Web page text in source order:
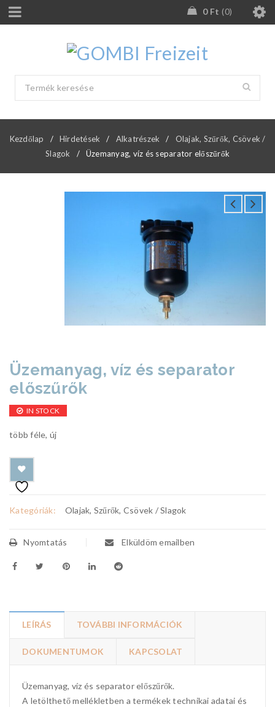
0 Ft 0
Kezdőlap / Hirdetések / Alkatrészek /
Olajak, Szűrők, Csövek /
Slagok
/ Üzemanyag, víz és separator előszűrők
Üzemanyag, víz és separator
előszűrők
IN STOCK
több féle, új
Kategóriák: Olajak, Szűrők, Csövek / Slagok
Nyomtatás Elküldöm emailben
LEÍRÁS TOVÁBBI INFORMÁCIÓK
DOKUMENTUMOK KAPCSOLAT
Üzemanyag, víz és separator előszűrők.
A letölthető mellékletben a termékek technikai adatai és